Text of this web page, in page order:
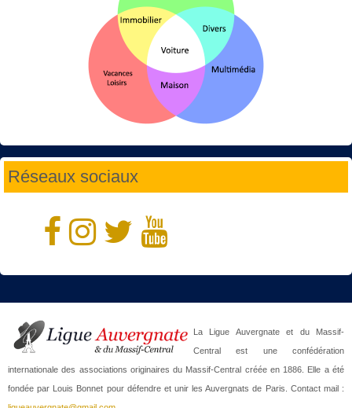
Réseaux sociaux
La Ligue Auvergnate et du Massif-
Central est une confédération
internationale des associations originaires du Massif-Central créée en 1886. Elle a été
fondée par Louis Bonnet pour défendre et unir les Auvergnats de Paris. Contact mail :